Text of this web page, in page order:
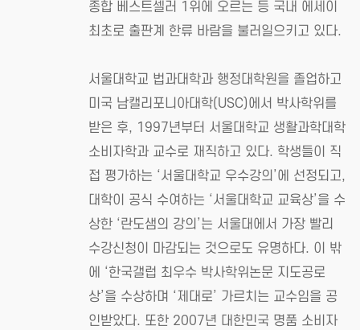
종합 베스트셀러 1위에 오르는 등 국내 에세이
최초로 출판계 한류 바람을 불러일으키고 있다.
서울대학교 법과대학과 행정대학원을 졸업하고
미국 남캘리포니아대학(USC)에서 박사학위를
받은 후, 1997년부터 서울대학교 생활과학대학
소비자학과 교수로 재직하고 있다. 학생들이 직
접 평가하는 ‘서울대학교 우수강의’에 선정되고,
대학이 공식 수여하는 ‘서울대학교 교육상’을 수
상한 ‘란도샘의 강의’는 서울대에서 가장 빨리
수강신청이 마감되는 것으로도 유명하다. 이 밖
에 ‘한국갤럽 최우수 박사학위논문 지도공로
상’을 수상하며 ‘제대로’ 가르치는 교수임을 공
인받았다. 또한 2007년 대한민국 명품 소비자